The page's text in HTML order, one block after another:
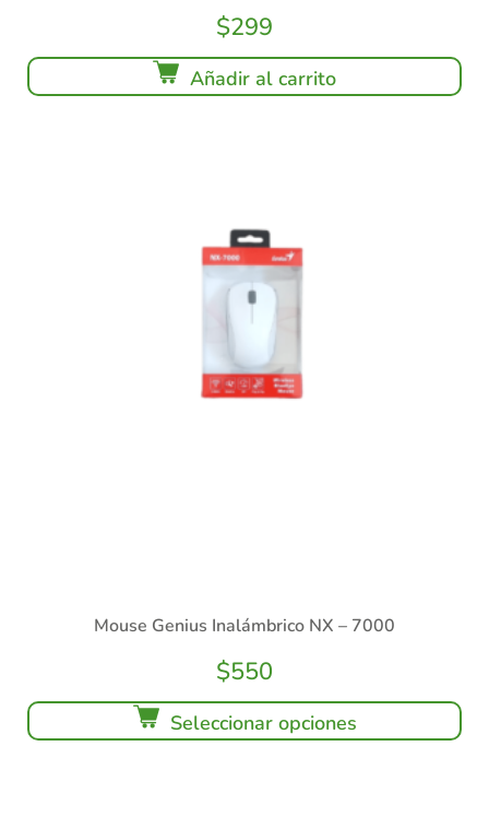
$299
Añadir al carrito
Mouse Genius Inalámbrico NX – 7000
$550
Seleccionar opciones